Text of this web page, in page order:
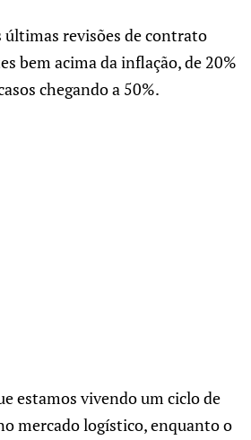
últimas revisões de contrato
bem acima da inflação, de 20%
chegando a 50%.
estamos vivendo um ciclo de
mercado logístico, enquanto o